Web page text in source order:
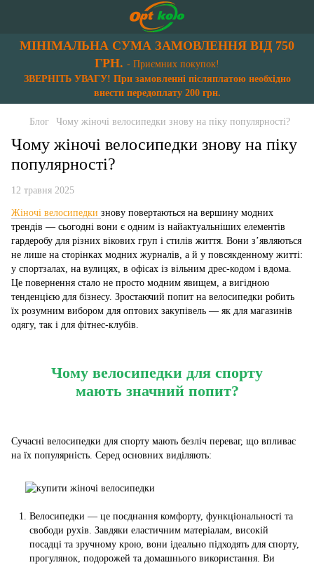
МІНІМАЛЬНА СУМА ЗАМОВЛЕННЯ ВІД 750
ГРН. - Приємних покупок!
ЗВЕРНІТЬ УВАГУ! При замовленні післяплатою необхідно
внести передоплату 200 грн.
Блог Чому жіночі велосипедки знову на піку популярності?
Чому жіночі велосипедки знову на піку
популярності?
12 травня 2025
Жіночі велосипедки знову повертаються на вершину модних
трендів — сьогодні вони є одним із найактуальніших елементів
гардеробу для різних вікових груп і стилів життя. Вони з’являються
не лише на сторінках модних журналів, а й у повсякденному житті:
у спортзалах, на вулицях, в офісах із вільним дрес-кодом і вдома.
Це повернення стало не просто модним явищем, а вигідною
тенденцією для бізнесу. Зростаючий попит на велосипедки робить
їх розумним вибором для оптових закупівель — як для магазинів
одягу, так і для фітнес-клубів.
Чому велосипедки для спорту
мають значний попит?
Сучасні велосипедки для спорту мають безліч переваг, що впливає
на їх популярність. Серед основних виділяють:
Велосипедки — це поєднання комфорту, функціональності та
свободи рухів. Завдяки еластичним матеріалам, високій
посадці та зручному крою, вони ідеально підходять для спорту,
прогулянок, подорожей та домашнього використання. Ви